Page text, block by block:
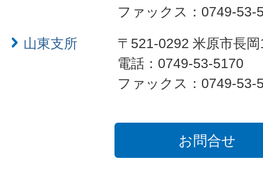
ファックス：0749-53-
山東支所
〒521-0292 米原市長
電話：0749-53-5170
ファックス：0749-53-
お問合せ